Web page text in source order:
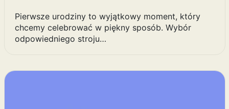
Pierwsze urodziny to wyjątkowy moment, który
chcemy celebrować w piękny sposób. Wybór
odpowiedniego stroju…